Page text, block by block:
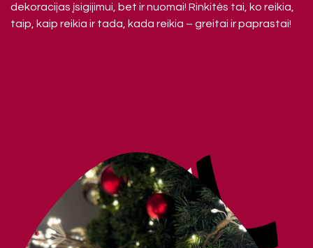
dekoracijas įsigijimui, bet ir nuomai! Rinkitės tai, ko reikia,
taip, kaip reikia ir tada, kada reikia – greitai ir paprastai!